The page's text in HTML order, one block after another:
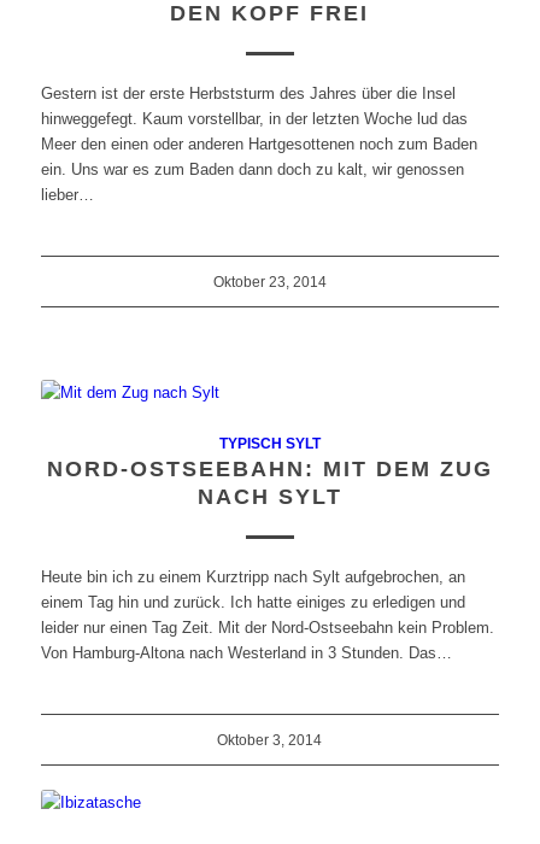
DEN KOPF FREI
Gestern ist der erste Herbststurm des Jahres über die Insel
hinweggefegt. Kaum vorstellbar, in der letzten Woche lud das
Meer den einen oder anderen Hartgesottenen noch zum Baden
ein. Uns war es zum Baden dann doch zu kalt, wir genossen
lieber…
Oktober 23, 2014
TYPISCH SYLT
NORD-OSTSEEBAHN: MIT DEM ZUG
NACH SYLT
Heute bin ich zu einem Kurztripp nach Sylt aufgebrochen, an
einem Tag hin und zurück. Ich hatte einiges zu erledigen und
leider nur einen Tag Zeit. Mit der Nord-Ostseebahn kein Problem.
Von Hamburg-Altona nach Westerland in 3 Stunden. Das…
Oktober 3, 2014